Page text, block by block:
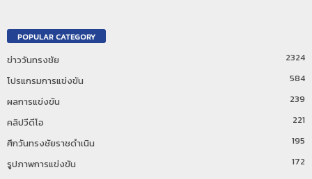
POPULAR CATEGORY
ข่าววันทรงชัย
2324
โปรแกรมการแข่งขัน
584
ผลการแข่งขัน
239
คลิปวีดีโอ
221
ศึกวันทรงชัยราชดำเนิน
195
รูปภาพการแข่งขัน
172